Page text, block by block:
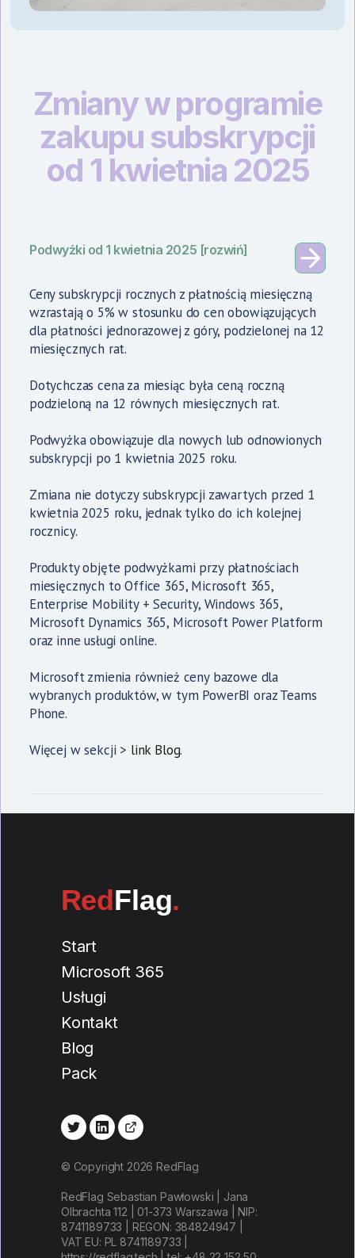
Zmiany w programie
zakupu subskrypcji
od 1 kwietnia 2025
Podwyżki od 1 kwietnia 2025 [rozwiń]
Ceny subskrypcji rocznych z płatnością miesięczną
wzrastają o 5% w stosunku do cen obowiązujących
dla płatności jednorazowej z góry, podzielonej na 12
miesięcznych rat.
Dotychczas cena za miesiąc była ceną roczną
podzieloną na 12 równych miesięcznych rat.
Podwyżka obowiązuje dla nowych lub odnowionych
subskrypcji po 1 kwietnia 2025 roku.
Zmiana nie dotyczy subskrypcji zawartych przed 1
kwietnia 2025 roku, jednak tylko do ich kolejnej
rocznicy.
Produkty objęte podwyżkami przy płatnościach
miesięcznych to Office 365, Microsoft 365,
Enterprise Mobility + Security, Windows 365,
Microsoft Dynamics 365, Microsoft Power Platform
oraz inne usługi online.
Microsoft zmienia również ceny bazowe dla
wybranych produktów, w tym PowerBI oraz Teams
Phone.
Więcej w sekcji > link Blog.
RedFlag.
Start
Microsoft 365
Usługi
Kontakt
Blog
Pack
© Copyright 2026 RedFlag
RedFlag Sebastian Pawłowski | Jana
Olbrachta 112 | 01-373 Warszawa | NIP:
8741189733 | REGON: 384824947 |
VAT EU: PL 8741189733 |